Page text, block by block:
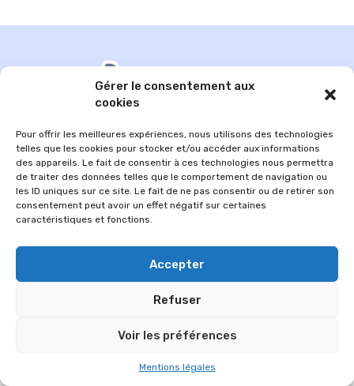
Gérer le consentement aux
cookies
Pour offrir les meilleures expériences, nous utilisons des technologies
telles que les cookies pour stocker et/ou accéder aux informations
des appareils. Le fait de consentir à ces technologies nous permettra
de traiter des données telles que le comportement de navigation ou
les ID uniques sur ce site. Le fait de ne pas consentir ou de retirer son
consentement peut avoir un effet négatif sur certaines
caractéristiques et fonctions.
Accepter
Refuser
Voir les préférences
Mentions légales
© 2026 Im-presse. Tous droits réservés.
MENTIONS LÉGALES